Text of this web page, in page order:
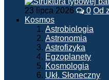
23 lipca 2026 0 Od
Kosmos
Astrobiologia
Astronomia
Astrofizyka
Egzoplanety
Kosmologia
Ukł. Słoneczny